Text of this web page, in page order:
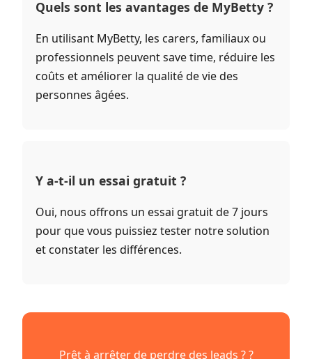
Quels sont les avantages de MyBetty ?
En utilisant MyBetty, les carers, familiaux ou
professionnels peuvent save time, réduire les
coûts et améliorer la qualité de vie des
personnes âgées.
Y a-t-il un essai gratuit ?
Oui, nous offrons un essai gratuit de 7 jours
pour que vous puissiez tester notre solution
et constater les différences.
Prêt à arrêter de perdre des leads ? ?